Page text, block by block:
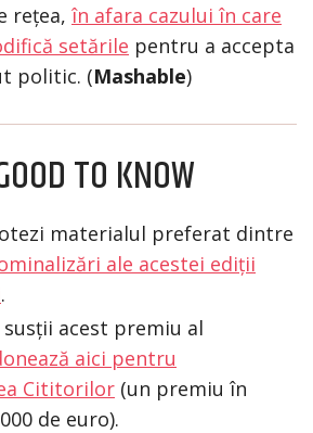
rețea, în afara cazului în care
setările pentru a accepta
politic. (Mashable)
TO KNOW
materialul preferat dintre
ale acestei ediții
.
susții acest premiu al
aici pentru
Cititorilor (un premiu în
de euro).